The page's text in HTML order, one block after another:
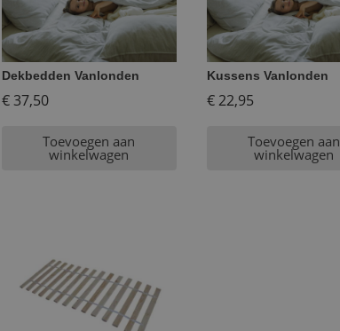
Dekbedden Vanlonden
€37,50
Toevoegen aan
winkelwagen
Kussens Vanlonden
€22,95
Toevoegen aan
winkelwagen